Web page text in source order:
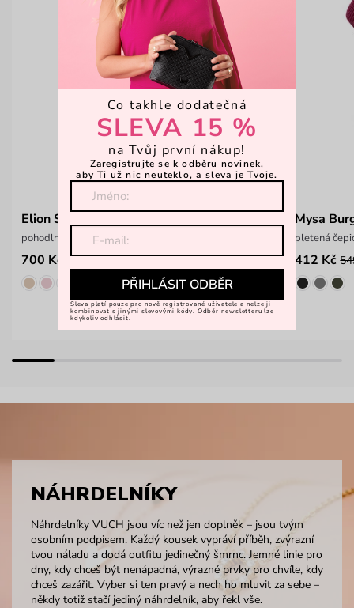
Elion Small Black
pohodlný prostorný batoh
700 Kč 1 399 Kč
Mysa
pletená
412 Kč
NÁHRDELNÍKY
Náhrdelníky VUCH jsou víc než jen doplněk – jsou tvým
osobním podpisem. Každý kousek vypráví příběh, zvýrazní
tvou náladu a dodá outfitu jedinečný šmrnc. Jemné linie pro
dny, kdy chceš být nenápadná, výrazné prvky pro chvíle, kdy
chceš zazářit. Vyber si ten pravý a nech ho mluvit za sebe –
někdy totiž stačí jediný náhrdelník, aby řekl vše.
Co takhle dodatečná
SLEVA 15 %
na Tvůj první nákup!
Zaregistrujte se k odběru novinek,
aby Ti už nic neuteklo, a sleva je Tvoje.
PŘIHLÁSIT ODBĚR
Sleva platí pouze pro nově registrované uživatele a nelze ji
kombinovat s jinými slevovými kódy. Odběr newsletteru lze
kdykoliv odhlásit.